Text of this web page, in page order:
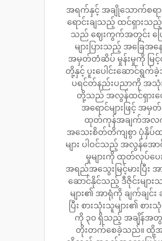
အရက်နှင့် အချိုသောက်စရ
ရောင်းချသည့် ထင်ရှားသ
သည် ဈေးကွက်အတွင်း ပြေ
များပြားသည့် အခြေအ
အမှတ်တံဆိပ် မှုန်းမှုကို မြင့်
တို့နှင့် ပူးပေါင်းဆောင်ရွက်ခဲ့
ပရင်တ်နည်းပညာကို အသုံး
တို့သည် အလွန်ထင်ရှား
အရောင်များဖြင့် အ
ထုတ်ကုန်အချက်အလက်
အသေးစိတ်တိကျစွာ ပုံနှိပ်ထ
များ ပါဝင်သည့် အလွန်အော
မှုများကို ထုတ်လုပ်ပ
အရည်အသွေးမြင့်မားပြီး
ဆောင်နိုင်သည့် ဒီဇိုင်းမျာ
များ၏ အာရုံကို ချက်ချင်
ပြီး စားသုံးသူများ၏ စာ
ကို ၃၀ ရှိသည့် အချိန်အတွ
တိုးတက်စေခဲ့သည်။ ထို့အ